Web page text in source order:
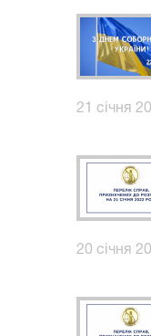
21 січня
20 січня